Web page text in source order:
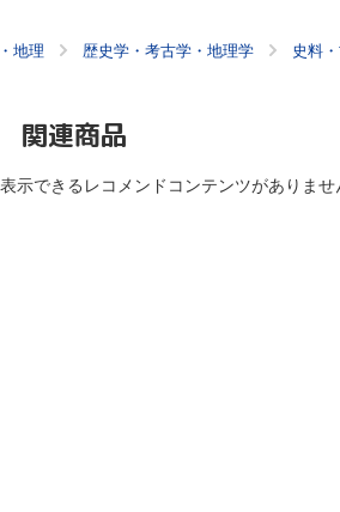
地理 歴史学・考古学・地理学 史料
関連商品
表示できるレコメンドコンテンツがありませ